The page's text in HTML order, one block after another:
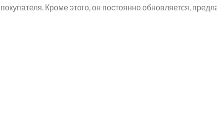
покупателя. Кроме этого, он постоянно обновляется,